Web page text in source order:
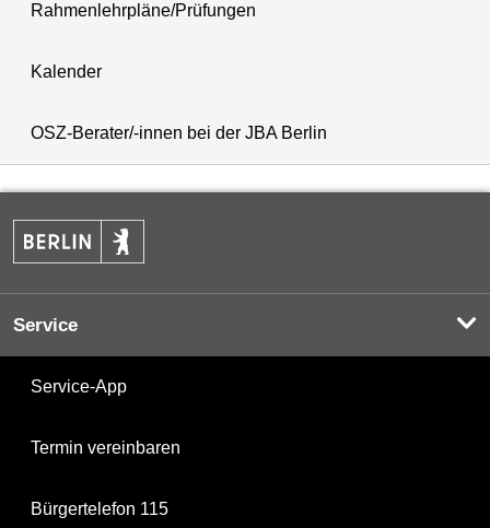
Rahmenlehrpläne/Prüfungen
Kalender
OSZ-Berater/-innen bei der JBA Berlin
Service
Service-App
Termin vereinbaren
Bürgertelefon 115